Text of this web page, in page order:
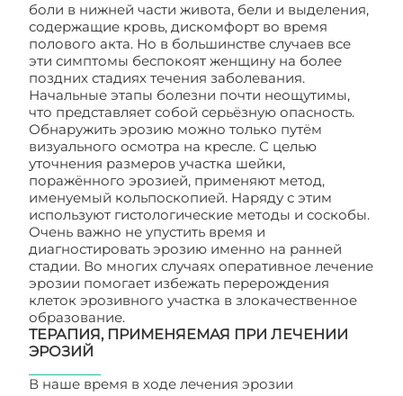
боли в нижней части живота, бели и выделения,
содержащие кровь, дискомфорт во время
полового акта. Но в большинстве случаев все
эти симптомы беспокоят женщину на более
поздних стадиях течения заболевания.
Начальные этапы болезни почти неощутимы,
что представляет собой серьёзную опасность.
Обнаружить эрозию можно только путём
визуального осмотра на кресле. С целью
уточнения размеров участка шейки,
поражённого эрозией, применяют метод,
именуемый кольпоскопией. Наряду с этим
используют гистологические методы и соскобы.
Очень важно не упустить время и
диагностировать эрозию именно на ранней
стадии. Во многих случаях оперативное лечение
эрозии помогает избежать перерождения
клеток эрозивного участка в злокачественное
образование.
ТЕРАПИЯ, ПРИМЕНЯЕМАЯ ПРИ ЛЕЧЕНИИ
ЭРОЗИЙ
В наше время в ходе лечения эрозии